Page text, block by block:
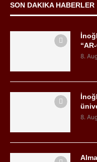
SON DAKIKA HABERLER
8.
8.